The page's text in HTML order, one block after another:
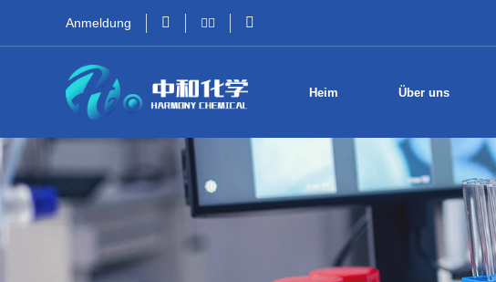
Anmeldung
Heim Über uns